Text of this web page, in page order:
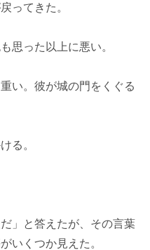
ってきた。
思った以上に悪い。
い。彼が城の門をくぐる
る。
」と答えたが、その言葉
いくつか見えた。